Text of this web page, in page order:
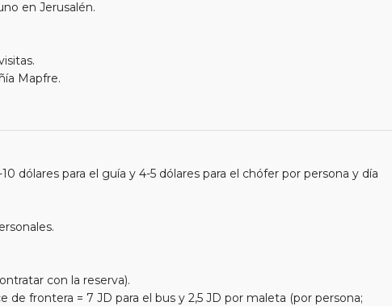
en Jerusalén.
Mapfre.
dólares para el guía y 4-5 dólares para el chófer por persona y día
con la reserva).
de frontera = 7 JD para el bus y 2,5 JD por maleta (por persona;